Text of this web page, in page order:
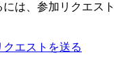
は、参加リクエス
クエストを送る